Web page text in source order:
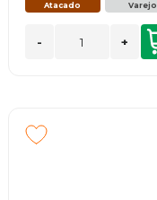
Atacado Varejo
- +